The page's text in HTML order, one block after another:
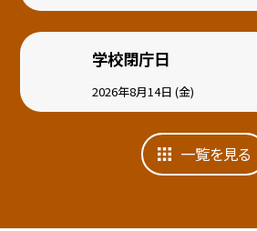
学校閉庁日
2026年8月14日 (金)
一覧を見る